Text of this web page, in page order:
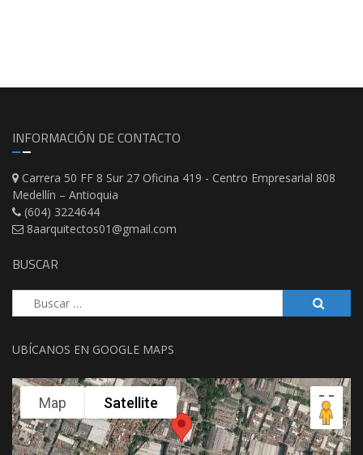
INFORMACIÓN DE CONTACTO
Carrera 50 FF 8 Sur 27 Oficina 419 - Centro Empresarial 808
Medellín – Antioquia
(604) 3224644
8aarquitectos01@gmail.com
BUSCAR
Buscar:
UBÍCANOS EN GOOGLE MAPS
Map Satellite